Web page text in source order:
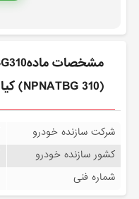
(NPNATBG 310) کیا
شرکت سازنده خودرو
کشور سازنده خودرو
شماره فنی